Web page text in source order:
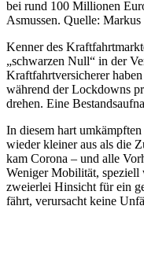
bei rund 100 Millionen
Asmussen. Quelle:
Kenner des
„schwarzen Null“ in der
Kraftfahrtversicherer
während der Lockdowns
drehen. Eine
In diesem hart
wieder kleiner aus als die
kam Corona – und alle
Weniger Mobilität,
zweierlei Hinsicht für ein
fährt, verursacht keine